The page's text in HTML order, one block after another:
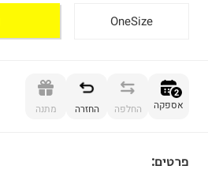
OneSize
2
אספקה החלפה החזרה מתנה
פרטים: